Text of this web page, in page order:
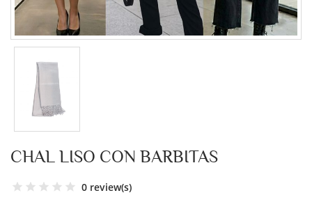
CHAL LISO CON BARBITAS
0 review(s)